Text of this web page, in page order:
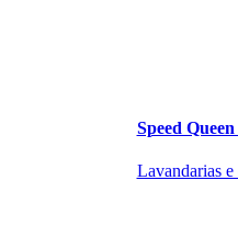
Speed
Lavandarias